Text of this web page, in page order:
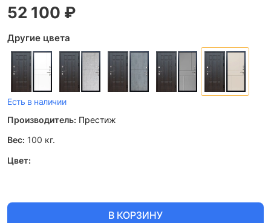
52 100 ₽
Другие цвета
Есть в наличии
Производитель: Престиж
Вес: 100 кг.
Цвет:
В КОРЗИНУ